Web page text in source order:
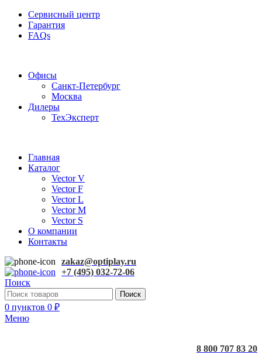
Сервисный центр
Гарантия
FAQs
Офисы
Санкт-Петербург
Москва
Дилеры
ТехЭксперт
Главная
Каталог
Vector V
Vector F
Vector L
Vector M
Vector S
О компании
Контакты
zakaz@optiplay.ru
+7 (495) 032-72-06
Поиск
Поиск
0 пунктов 0 ₽
Меню
8 800 707 83 20